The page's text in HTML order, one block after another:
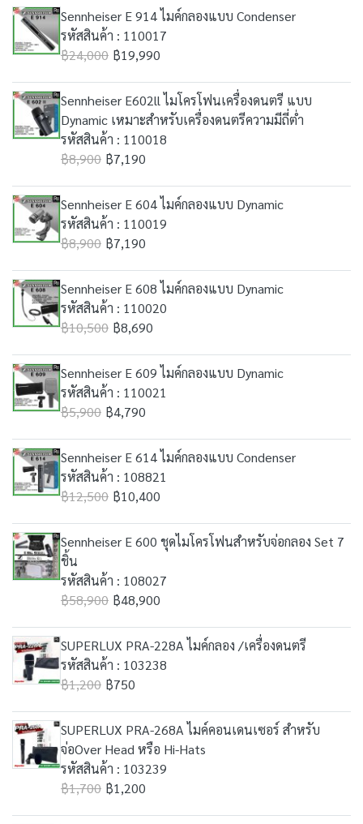
Sennheiser E 914 ไมค์กลองแบบ Condenser
รหัสสินค้า : 110017
฿24,000 ฿19,990
Sennheiser E602ll ไมโครโฟนเครื่องดนตรี แบบ
Dynamic เหมาะสำหรับเครื่องดนตรีความมีถี่ต่ำ
รหัสสินค้า : 110018
฿8,900 ฿7,190
Sennheiser E 604 ไมค์กลองแบบ Dynamic
รหัสสินค้า : 110019
฿8,900 ฿7,190
Sennheiser E 608 ไมค์กลองแบบ Dynamic
รหัสสินค้า : 110020
฿10,500 ฿8,690
Sennheiser E 609 ไมค์กลองแบบ Dynamic
รหัสสินค้า : 110021
฿5,900 ฿4,790
Sennheiser E 614 ไมค์กลองแบบ Condenser
รหัสสินค้า : 108821
฿12,500 ฿10,400
Sennheiser E 600 ชุดไมโครโฟนสำหรับจ่อกลอง Set 7
ชิ้น
รหัสสินค้า : 108027
฿58,900 ฿48,900
SUPERLUX PRA-228A ไมค์กลอง /เครื่องดนตรี
รหัสสินค้า : 103238
฿1,200 ฿750
SUPERLUX PRA-268A ไมค์คอนเดนเซอร์ สำหรับ
จ่อOver Head หรือ Hi-Hats
รหัสสินค้า : 103239
฿1,700 ฿1,200